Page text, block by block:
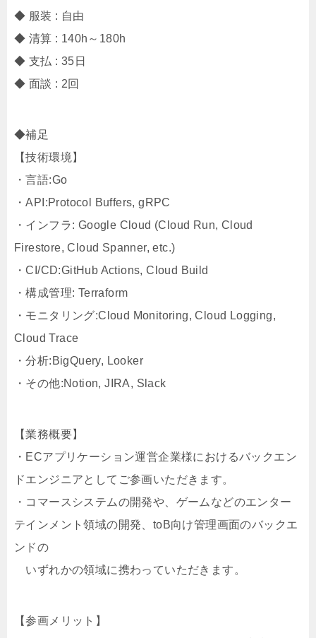
◆ 服装 : 自由
◆ 清算 : 140h～180h
◆ 支払 : 35日
◆ 面談 : 2回
◆補足
【技術環境】
・言語:Go
・API:Protocol Buffers, gRPC
・インフラ: Google Cloud (Cloud Run, Cloud
Firestore, Cloud Spanner, etc.)
・CI/CD:GitHub Actions, Cloud Build
・構成管理: Terraform
・モニタリング:Cloud Monitoring, Cloud Logging,
Cloud Trace
・分析:BigQuery, Looker
・その他:Notion, JIRA, Slack
【業務概要】
・ECアプリケーション運営企業様におけるバックエン
ドエンジニアとしてご参画いただきます。
・コマースシステムの開発や、ゲームなどのエンター
テインメント領域の開発、toB向け管理画面のバックエ
ンドの
いずれかの領域に携わっていただきます。
【参画メリット】